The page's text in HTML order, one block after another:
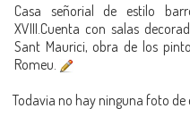
Casa señorial de estilo
XVIII.Cuenta con salas
Sant Maurici, obra de los
Romeu.
Todavia no hay ninguna foto de